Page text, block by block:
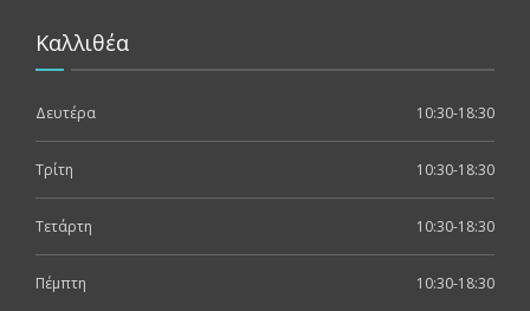
Καλλιθέα
Δευτέρα 10:30-18:30
Τρίτη 10:30-18:30
Τετάρτη 10:30-18:30
Πέμπτη 10:30-18:30